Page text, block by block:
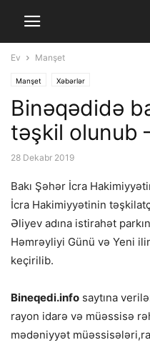
Ev Manşet
Manşet Xəbərlər
Binəqədidə
təşkil olunub
28 Dekabr 2019
Bakı Şəhər İcra
İcra Hakimiyyətinin
Əliyev adına istirahət
Həmrəyliyi Günü və Yeni
keçirilib.
Bineqedi.info saytına
rayon idarə və müəssisə
mədəniyyət